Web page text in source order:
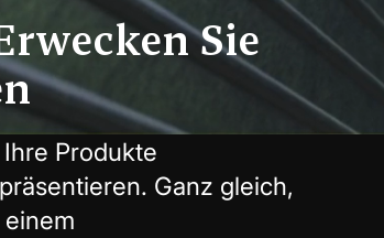
Sie
Produkte
Ganz gleich,